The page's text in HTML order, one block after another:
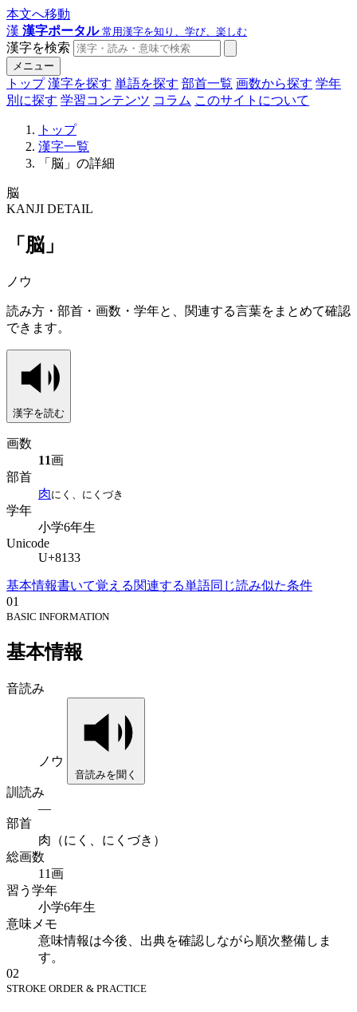
本文へ移動
漢 漢字ポータル 常用漢字を知り、学び、楽しむ
漢字を検索
メニュー
トップ 漢字を探す 単語を探す 部首一覧 画数から探す 学年
別に探す 学習コンテンツ コラム このサイトについて
トップ
漢字一覧
「脳」の詳細
脳
KANJI DETAIL
「脳」
ノウ
読み方・部首・画数・学年と、関連する言葉をまとめて確認
できます。
漢字を読む
画数
11画
部首
肉にく、にくづき
学年
小学6年生
Unicode
U+8133
基本情報書いて覚える関連する単語同じ読み似た条件
01
BASIC INFORMATION
基本情報
音読み
ノウ
音読みを聞く
訓読み
—
部首
肉（にく、にくづき）
総画数
11画
習う学年
小学6年生
意味メモ
意味情報は今後、出典を確認しながら順次整備しま
す。
02
STROKE ORDER & PRACTICE